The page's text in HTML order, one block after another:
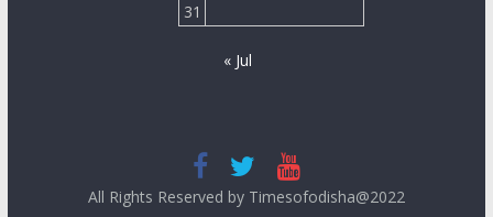
31
« Jul
All Rights Reserved by Timesofodisha@2022